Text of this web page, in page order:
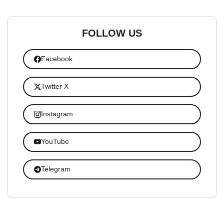
FOLLOW US
Facebook
Twitter X
Instagram
YouTube
Telegram